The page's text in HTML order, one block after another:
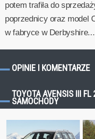
potem trafiła do
poprzednicy oraz model
w fabryce w Derbyshire...
OPINIE I KOMENTARZE
TOYOTA AVENSIS III
SAMOCHODY